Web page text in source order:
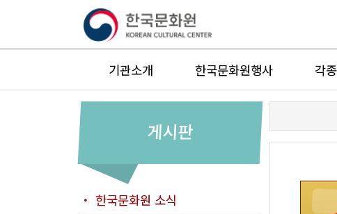
기관소개 한국문화원행사 각
게시판
・ 한국문화원 소식